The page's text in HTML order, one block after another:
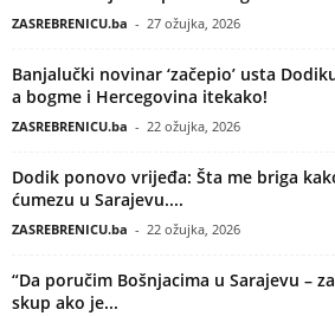
ZASREBRENICU.ba - 27 ožujka, 2026
Banjalučki novinar ‘začepio’ usta
a bogme i Hercegovina itekako!
ZASREBRENICU.ba - 22 ožujka, 2026
Dodik ponovo vrijeđa: Šta me briga
ćumezu u Sarajevu....
ZASREBRENICU.ba - 22 ožujka, 2026
“Da poručim Bošnjacima u Sarajevu –
skup ako je...